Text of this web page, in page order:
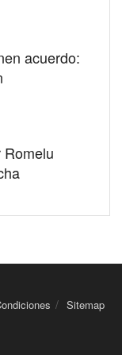
acuerdo:
Sitemap